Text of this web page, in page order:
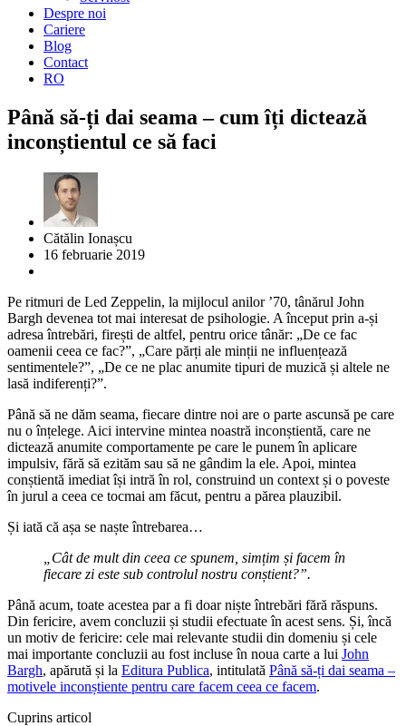
Despre noi
Cariere
Blog
Contact
RO
Până să-ți dai seama – cum îți dictează
inconștientul ce să faci
Cătălin Ionașcu
16 februarie 2019
Pe ritmuri de Led Zeppelin, la mijlocul anilor ’70, tânărul John
Bargh devenea tot mai interesat de psihologie. A început prin a-și
adresa întrebări, firești de altfel, pentru orice tânăr: „De ce fac
oamenii ceea ce fac?”, „Care părți ale minții ne influențează
sentimentele?”, „De ce ne plac anumite tipuri de muzică și altele ne
lasă indiferenți?”.
Până să ne dăm seama, fiecare dintre noi are o parte ascunsă pe care
nu o înțelege. Aici intervine mintea noastră inconștientă, care ne
dictează anumite comportamente pe care le punem în aplicare
impulsiv, fără să ezităm sau să ne gândim la ele. Apoi, mintea
conștientă imediat își intră în rol, construind un context și o poveste
în jurul a ceea ce tocmai am făcut, pentru a părea plauzibil.
Și iată că așa se naște întrebarea…
„Cât de mult din ceea ce spunem, simțim și facem în
fiecare zi este sub controlul nostru conștient?”.
Până acum, toate acestea par a fi doar niște întrebări fără răspuns.
Din fericire, avem concluzii și studii efectuate în acest sens. Și, încă
un motiv de fericire: cele mai relevante studii din domeniu și cele
mai importante concluzii au fost incluse în noua carte a lui John
Bargh, apărută și la Editura Publica, intitulată Până să-ți dai seama –
motivele inconștiente pentru care facem ceea ce facem.
Cuprins articol